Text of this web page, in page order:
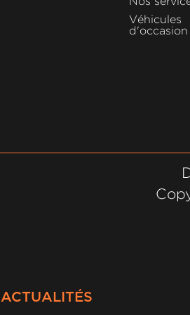
Véhicules
d'occasion
ACTUALITÉS